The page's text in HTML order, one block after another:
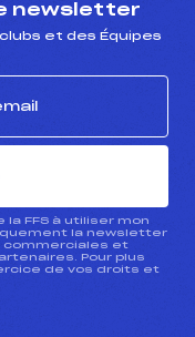
newsletter
et des Équipes
la FFS à utiliser mon
la newsletter
commerciales et
Pour plus
de vos droits et